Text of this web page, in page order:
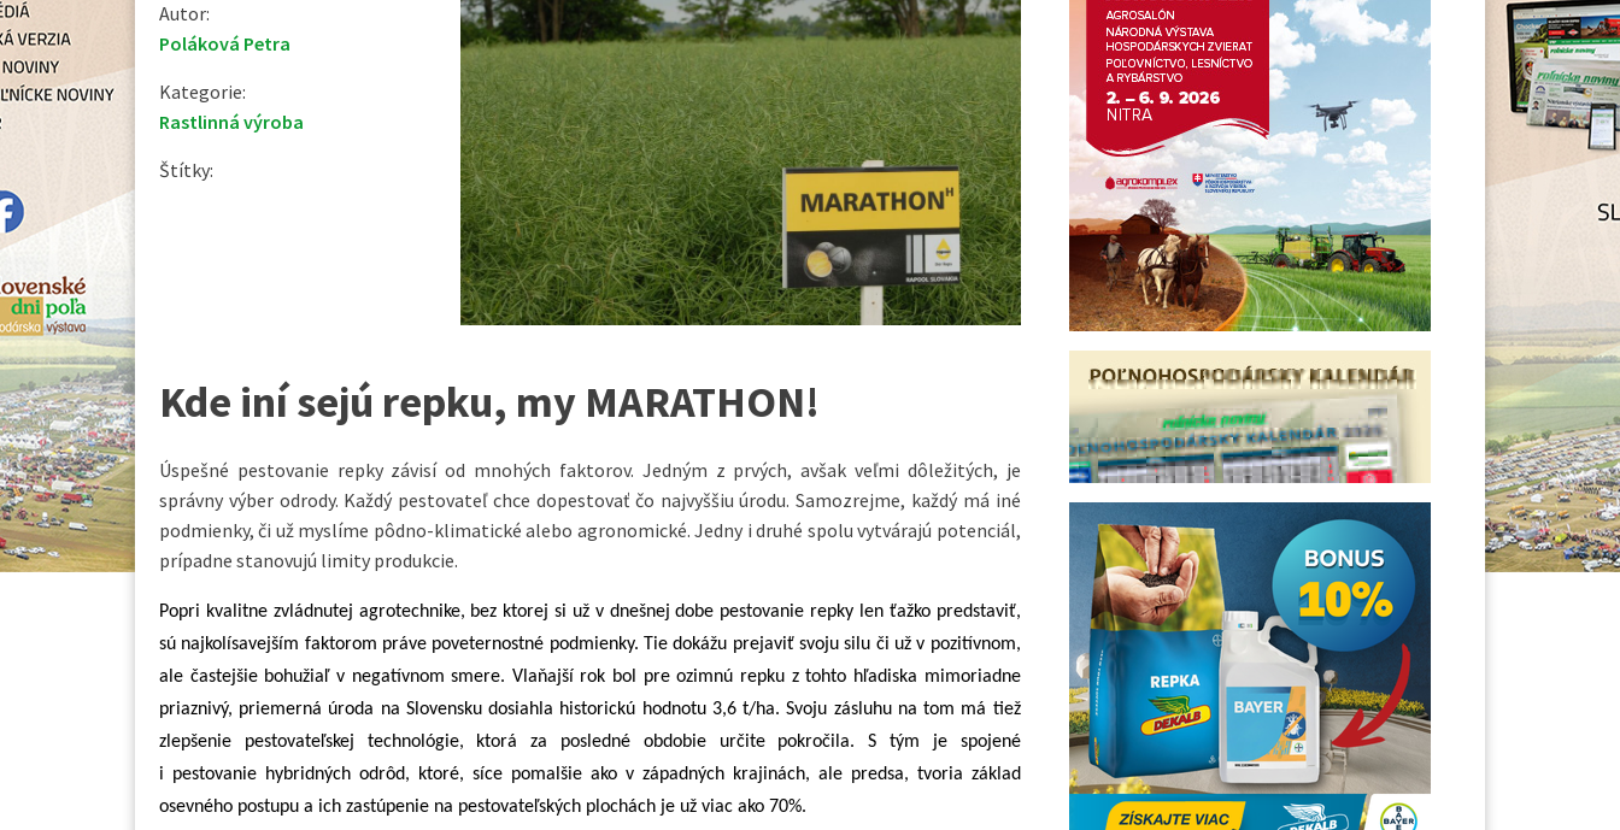
Autor:
Poláková Petra
Kategorie:
Rastlinná výroba
Štítky:
Kde iní sejú repku, my MARATHON!
Úspešné pestovanie repky závisí od mnohých faktorov. Jedným z prvých, avšak veľmi dôležitých, je
správny výber odrody. Každý pestovateľ chce dopestovať čo najvyššiu úrodu. Samozrejme, každý má iné
podmienky, či už myslíme pôdno-klimatické alebo agronomické. Jedny i druhé spolu vytvárajú potenciál,
prípadne stanovujú limity produkcie.
Popri kvalitne zvládnutej agrotechnike, bez ktorej si už v dnešnej dobe pestovanie repky len ťažko predstaviť,
sú najkolísavejším faktorom práve poveternostné podmienky. Tie dokážu prejaviť svoju silu či už v pozitívnom,
ale častejšie bohužiaľ v negatívnom smere. Vlaňajší rok bol pre ozimnú repku z tohto hľadiska mimoriadne
priaznivý, priemerná úroda na Slovensku dosiahla historickú hodnotu 3,6 t/ha. Svoju zásluhu na tom má tiež
zlepšenie pestovateľskej technológie, ktorá za posledné obdobie určite pokročila. S tým je spojené
i pestovanie hybridných odrôd, ktoré, síce pomalšie ako v západných krajinách, ale predsa, tvoria základ
osevného postupu a ich zastúpenie na pestovateľských plochách je už viac ako 70%.